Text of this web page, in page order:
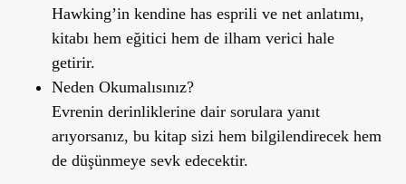
Hawking’in kendine has esprili ve net anlatımı,
kitabı hem eğitici hem de ilham verici hale
getirir.
Neden Okumalısınız?
Evrenin derinliklerine dair sorulara yanıt
arıyorsanız, bu kitap sizi hem bilgilendirecek hem
de düşünmeye sevk edecektir.